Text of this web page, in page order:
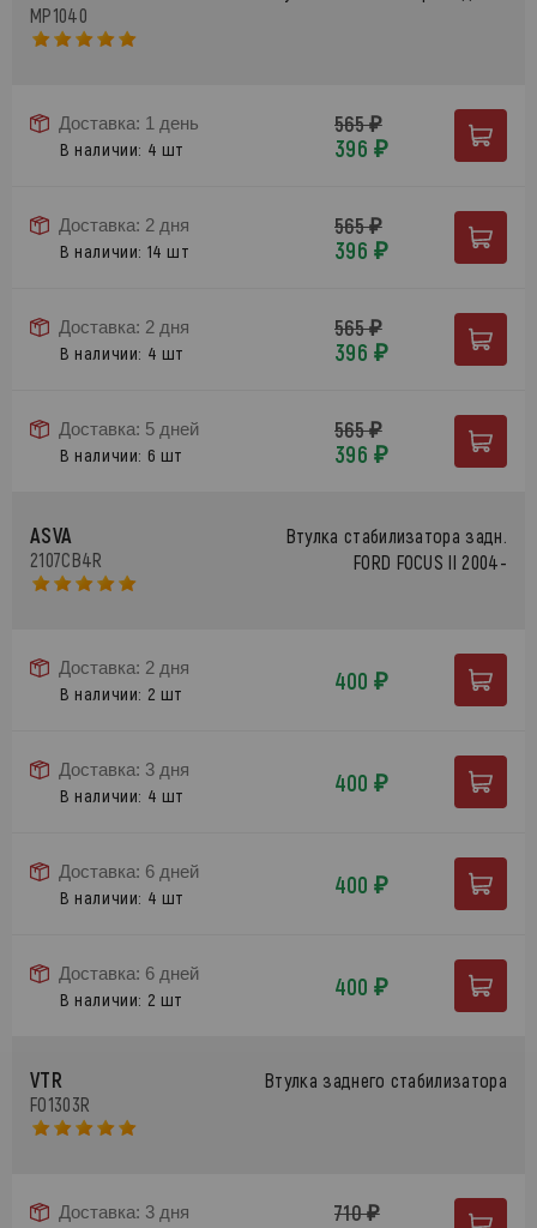
MP1040
Доставка: 1 день
В наличии: 4 шт
565 ₽
396 ₽
Доставка: 2 дня
В наличии: 14 шт
565 ₽
396 ₽
Доставка: 2 дня
В наличии: 4 шт
565 ₽
396 ₽
Доставка: 5 дней
В наличии: 6 шт
565 ₽
396 ₽
ASVA
2107CB4R
Втулка стабилизатора задн.
FORD FOCUS II 2004-
Доставка: 2 дня
В наличии: 2 шт 400 ₽
Доставка: 3 дня
В наличии: 4 шт 400 ₽
Доставка: 6 дней
В наличии: 4 шт 400 ₽
Доставка: 6 дней
В наличии: 2 шт 400 ₽
VTR
FO1303R
Втулка заднего стабилизатора
Доставка: 3 дня 710 ₽